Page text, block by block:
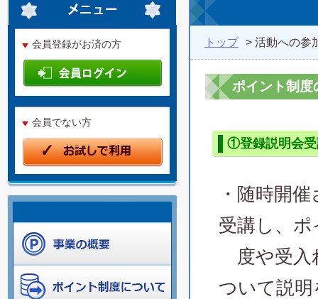
会員登録がお済の方
会員でない方
トップ > 活動への参
ポイント制度
①登録説明会
・随時開
受講し、
度や受入
ついて説